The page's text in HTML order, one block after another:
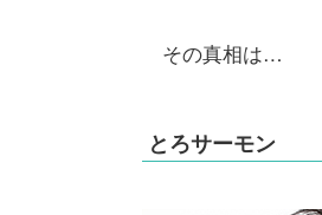
その真相は…
とろサーモン